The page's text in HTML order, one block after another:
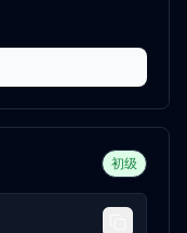
初级